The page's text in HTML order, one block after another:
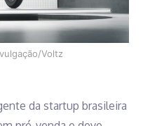
Voltz
da startup brasileira